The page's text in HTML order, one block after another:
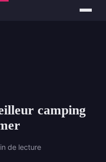
camping
de lecture